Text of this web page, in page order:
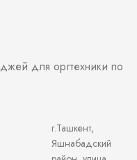
для оргтехники по
г.Ташкент,
Яшнабадский